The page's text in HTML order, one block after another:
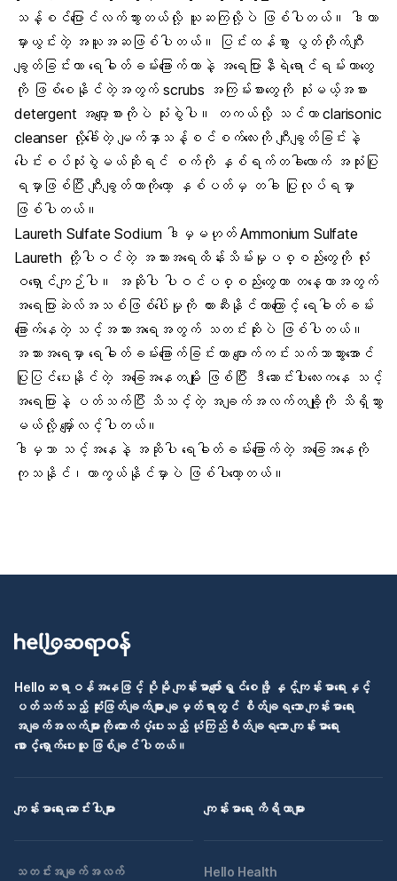
သန့်စင်ပြောင်လက်သွားတယ်လို့ ယူဆကြလို့ပဲ ဖြစ်ပါတယ်။ ဒါဟာ
မှားယွင်းတဲ့ အယူအဆဖြစ်ပါတယ်။ ပြင်းထန်စွာ ပွတ်တိုက်ဂျီး
ချွတ်ခြင်းဟာ ရေဓါတ်ခမ်းခြောက်တာနဲ့ အရေပြားနီရဲရောင်ရမ်းတာတွေ
ကို ဖြစ်စေနိုင်တဲ့အတွက် scrubs အကြမ်းစားတွေကို သုံးမယ့်အစား
detergent အပျော့စားကိုပဲ သုံးစွဲပါ။ တကယ်လို့ သင်ဟာ clarisonic
cleanser လို့ခေါ်တဲ့ မျက်နှာသန့်စင်စက်လေးကို ဂျီးချွတ်ခြင်းနဲ့
ပေါင်းစပ်သုံးစွဲမယ်ဆိုရင် စက်ကို နှစ်ရက်တခါလောက် အသုံးပြု
ရမှာဖြစ်ပြီး ဂျီးချွတ်တာကိုတော့ နှစ်ပတ်မှ တခါ ပြုလုပ်ရမှာ
ဖြစ်ပါတယ်။
Laureth Sulfate Sodium ဒါမှမဟုတ် Ammonium Sulfate
Laureth တို့ပါဝင်တဲ့ အသားအရေထိန်းသိမ်းမှုပစ္စည်းတွေကို လုံး
ဝရှောင်ကျဉ်ပါ။ အဆိုပါ ပါဝင်ပစ္စည်းတွေဟာ တနေ့တာအတွက်
အရေပြားဆဲလ်အသစ်ဖြစ်ပေါ်မှုကို တားဆီးနိုင်တာကြောင့် ရေဓါတ်ခမ်း
ခြောက်နေတဲ့ သင့်အသားအရေအတွက် သတင်းဆိုးပဲ ဖြစ်ပါတယ်။
အသားအရေမှာ ရေဓါတ်ခမ်းခြောက်ခြင်းဟာ ပျောက်ကင်းသက်သာသွားအောင်
ပြုပြင်ပေးနိုင်တဲ့ အခြေအနေတမျိုး ဖြစ်ပြီး ဒီဆောင်းပါးလေးကနေ သင့်
အရေပြားနဲ့ ပတ်သက်ပြီး သိသင့်တဲ့ အချက်အလက်တချို့ကို သိရှိသွား
မယ်လို့ မျှော်လင့်ပါတယ်။
ဒါမှသာ သင့်အနေနဲ့ အဆိုပါ ရေဓါတ်ခမ်းခြောက်တဲ့ အခြေအနေကို
ကုသနိုင်၊ကာကွယ်နိုင်မှာပဲ ဖြစ်ပါတော့တယ်။
Helloဆရာဝန်အနေဖြင့် ပိုမို ကျန်းမာပျော်ရွှင်စေဖို့ နှင့်ကျန်းမာရေးနှင့်
ပတ်သက်သည့် ဆုံးဖြတ်ချက်များ ချမှတ်ရာတွင် စိတ်ချရသော ကျန်းမာရေး
အချက်အလက်များကို ထောက်ပံ့ပေးသည့် ယုံကြည်စိတ်ချရသော ကျန်းမာရေး
စောင့်ရှောက်ပေးသူ ဖြစ်ချင်ပါတယ်။
ကျန်းမာရေး ဆောင်းပါးများ ကျန်းမာရေး ကိရိယာများ
သတင်းအချက်အလက် Hello Health